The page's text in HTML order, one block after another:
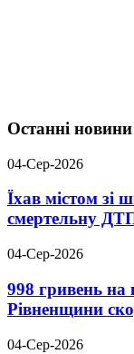
Останні новини
04-Сер-2026
Їхав містом зі
смертельну
04-Сер-2026
998 гривень
Рівненщини
04-Сер-2026